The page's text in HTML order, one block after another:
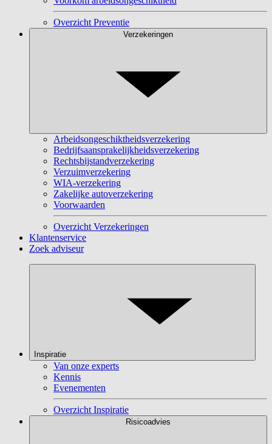
Overzicht Preventie
Verzekeringen
Arbeidsongeschiktheidsverzekering
Bedrijfsaansprakelijkheidsverzekering
Rechtsbijstandverzekering
Verzuimverzekering
WIA-verzekering
Zakelijke autoverzekering
Voorwaarden
Overzicht Verzekeringen
Klantenservice
Zoek adviseur
Inspiratie
Van onze experts
Kennis
Evenementen
Overzicht Inspiratie
Risicoadvies